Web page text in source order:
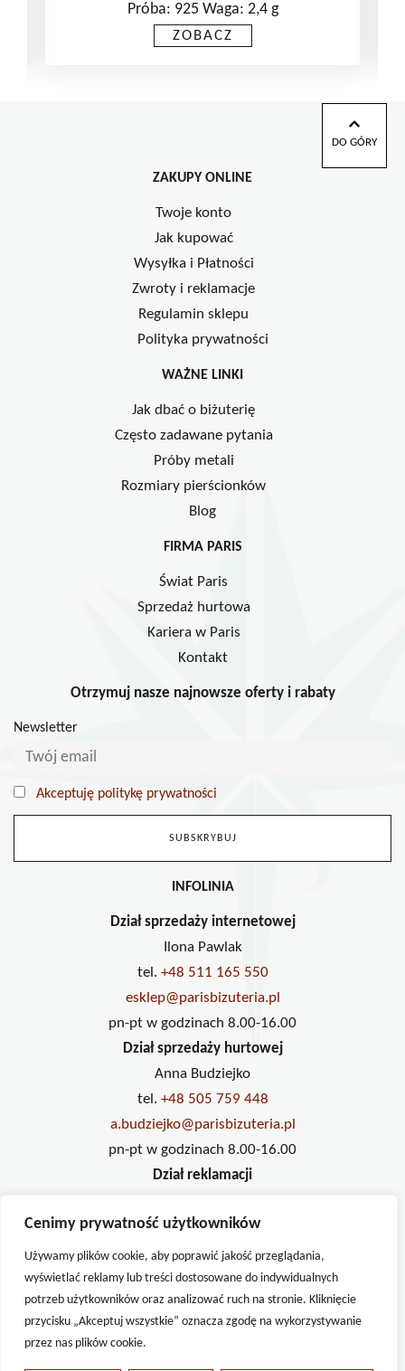
Cenimy prywatność użytkowników
Używamy plików cookie, aby poprawić jakość przeglądania,
wyświetlać reklamy lub treści dostosowane do indywidualnych
potrzeb użytkowników oraz analizować ruch na stronie. Kliknięcie
przycisku „Akceptuj wszystkie” oznacza zgodę na wykorzystywanie
przez nas plików cookie.
Próba: 925 Waga: 2,4 g
ZOBACZ
ZAKUPY ONLINE
Twoje konto
Jak kupować
Wysyłka i Płatności
Zwroty i reklamacje
Regulamin sklepu
Polityka prywatności
WAŻNE LINKI
Jak dbać o biżuterię
Często zadawane pytania
Próby metali
Rozmiary pierścionków
Blog
FIRMA PARIS
Świat Paris
Sprzedaż hurtowa
Kariera w Paris
Kontakt
Otrzymuj nasze najnowsze oferty i rabaty
Newsletter
Akceptuję politykę prywatności
INFOLINIA
Dział sprzedaży internetowej
Ilona Pawlak
tel. +48 511 165 550
esklep@parisbizuteria.pl
pn-pt w godzinach 8.00-16.00
Dział sprzedaży hurtowej
Anna Budziejko
tel. +48 505 759 448
a.budziejko@parisbizuteria.pl
pn-pt w godzinach 8.00-16.00
Dział reklamacji
tel. +48 733 234 833
reklamacje@parisbizuteria.pl
pn-pt w godzinach 8.00-16.00
DO GÓRY